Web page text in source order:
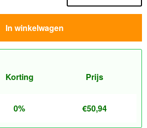
In winkelwagen
Korting Prijs
0% €50,94